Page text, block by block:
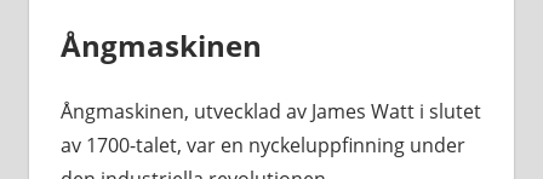
Ångmaskinen
Ångmaskinen, utvecklad av James Watt i slutet
av 1700-talet, var en nyckeluppfinning under